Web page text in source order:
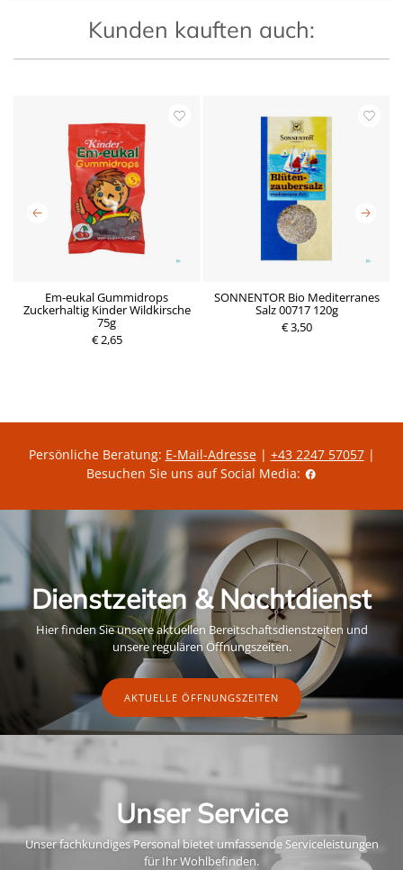
Kunden kauften auch:
Em-eukal Gummidrops
Zuckerhaltig Kinder Wildkirsche
75g
€ 2,65
SONNENTOR Bio Mediterranes
Salz 00717 120g
€ 3,50
P
Persönliche Beratung: E-Mail-Adresse| +43 2247 57057|
Besuchen Sie uns auf Social Media:
Dienstzeiten & Nachtdienst
Hier finden Sie unsere aktuellen Bereitschaftsdienstzeiten und
unsere regulären Öffnungszeiten.
AKTUELLE ÖFFNUNGSZEITEN
Unser Service
Unser fachkundiges Personal bietet umfassende Serviceleistungen
für Ihr Wohlbefinden.